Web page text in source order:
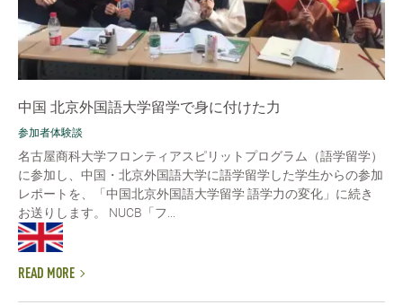
中国 北京外国語大学留学で身に付けた力
参加者体験談
名古屋商科大学フロンティアスピリットプログラム（語学留学）
に参加し、中国・北京外国語大学に語学留学した学生からの参加
レポートを、「中国北京外国語大学留学 語学力の変化」に続き
お送りします。 NUCB「フ...
READ MORE